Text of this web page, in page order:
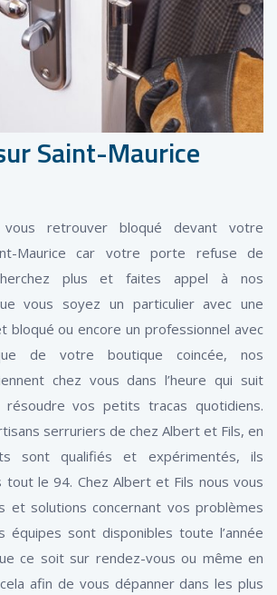
Saint-Maurice
retrouver bloqué devant votre
Maurice car votre porte refuse de
plus et faites appel à nos
vous soyez un particulier avec une
bloqué ou encore un professionnel avec
de votre boutique coincée, nos
chez vous dans l’heure qui suit
vos petits tracas quotidiens.
serruriers de chez Albert et Fils, en
sont qualifiés et expérimentés, ils
tout le 94. Chez Albert et Fils nous vous
et solutions concernant vos problèmes
équipes sont disponibles toute l’année
ce soit sur rendez-vous ou même en
afin de vous dépanner dans les plus